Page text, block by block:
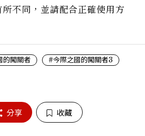
不同，並請配合正確使用方
的闖關者
#今際之國的闖關者3
分享 收藏